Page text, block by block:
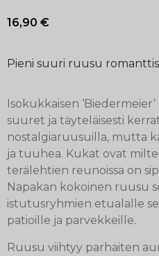
16,90 €
Pieni suuri ruusu
Isokukkaisen
suuret ja täyteläisesti
nostalgiaruusuilla, mutta
ja tuuhea. Kukat ovat
terälehtien reunoissa on
Napakan kokoinen ruusu
istutusryhmien etualalle
patioille ja parvekkeille.
Ruusu viihtyy parhaiten